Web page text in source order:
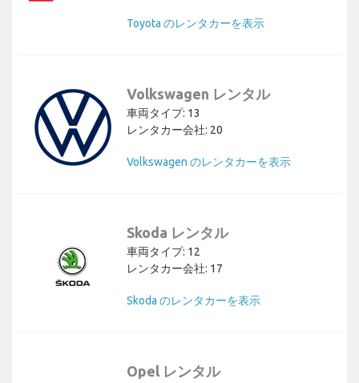
Toyota のレンタカーを表示
Volkswagen レンタル
車両タイプ: 13
レンタカー会社: 20
Volkswagen のレンタカーを表示
Skoda レンタル
車両タイプ: 12
レンタカー会社: 17
Skoda のレンタカーを表示
Opel レンタル